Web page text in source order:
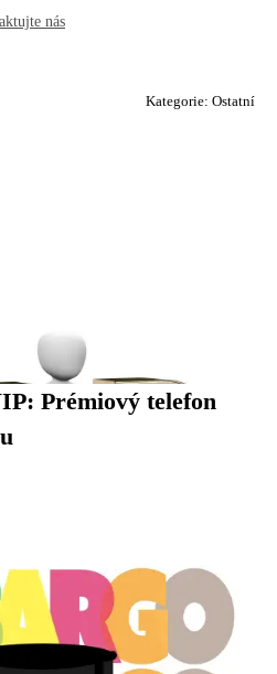
nás
Kategorie: Ostatní
Prémiový telefon